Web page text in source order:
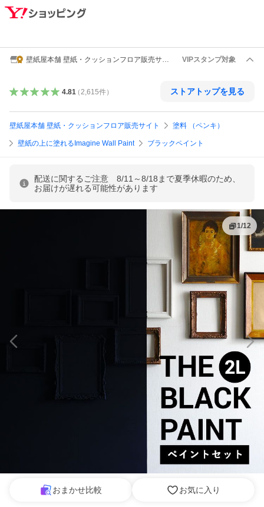
壁紙屋本舗 壁紙・クッションフロア販売サイ
VIPスタンプ対象
4.81（ 2,615件） ストアトップを見る
壁紙屋本舗 壁紙・クッションフロア販売サイト 塗料 （ペンキ）
壁紙の上に塗れるImagine Wall Paint ブラックペイント
配送に関するご注意 8/11～8/18まで夏季休暇のため、
お届けが遅れる可能性があります
1/12
おまかせ比較 お気に入り